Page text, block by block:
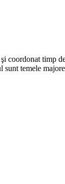
coordonat timp
temele